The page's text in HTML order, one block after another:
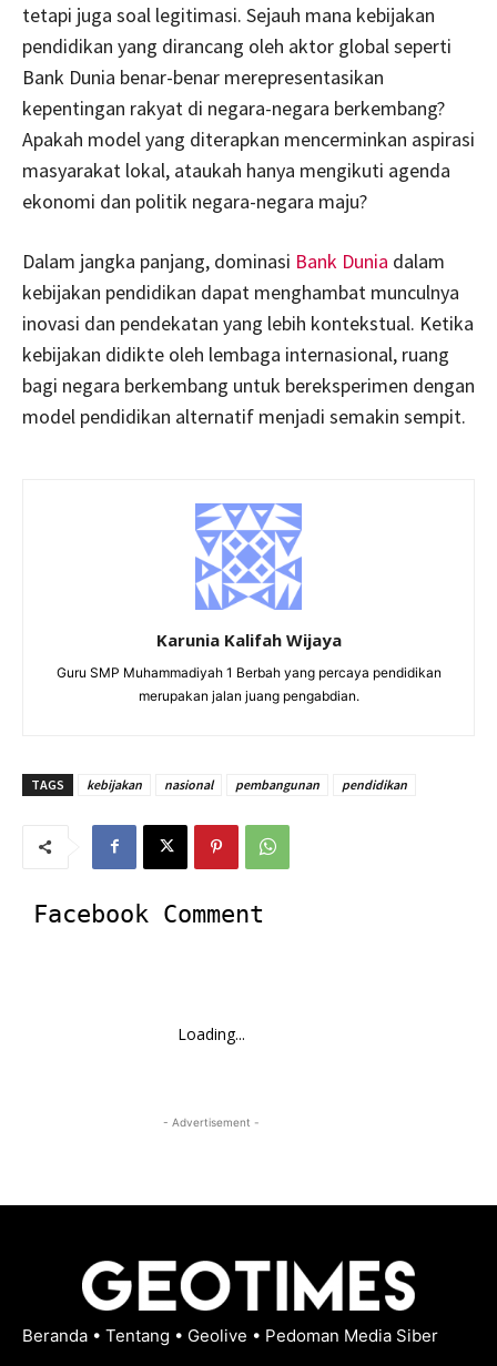
tetapi juga soal legitimasi. Sejauh mana kebijakan
pendidikan yang dirancang oleh aktor global seperti
Bank Dunia benar-benar merepresentasikan
kepentingan rakyat di negara-negara berkembang?
Apakah model yang diterapkan mencerminkan aspirasi
masyarakat lokal, ataukah hanya mengikuti agenda
ekonomi dan politik negara-negara maju?
Dalam jangka panjang, dominasi Bank Dunia dalam
kebijakan pendidikan dapat menghambat munculnya
inovasi dan pendekatan yang lebih kontekstual. Ketika
kebijakan didikte oleh lembaga internasional, ruang
bagi negara berkembang untuk bereksperimen dengan
model pendidikan alternatif menjadi semakin sempit.
Karunia Kalifah Wijaya
Guru SMP Muhammadiyah 1 Berbah yang percaya pendidikan
merupakan jalan juang pengabdian.
TAGS kebijakan nasional pembangunan pendidikan
Facebook Comment
Loading...
- Advertisement -
Beranda • Tentang • Geolive • Pedoman Media Siber